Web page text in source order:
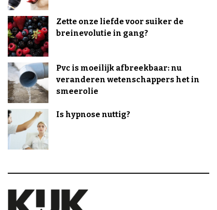
Zette onze liefde voor suiker de
breinevolutie in gang?
Pvc is moeilijk afbreekbaar: nu
veranderen wetenschappers het in
smeerolie
Is hypnose nuttig?